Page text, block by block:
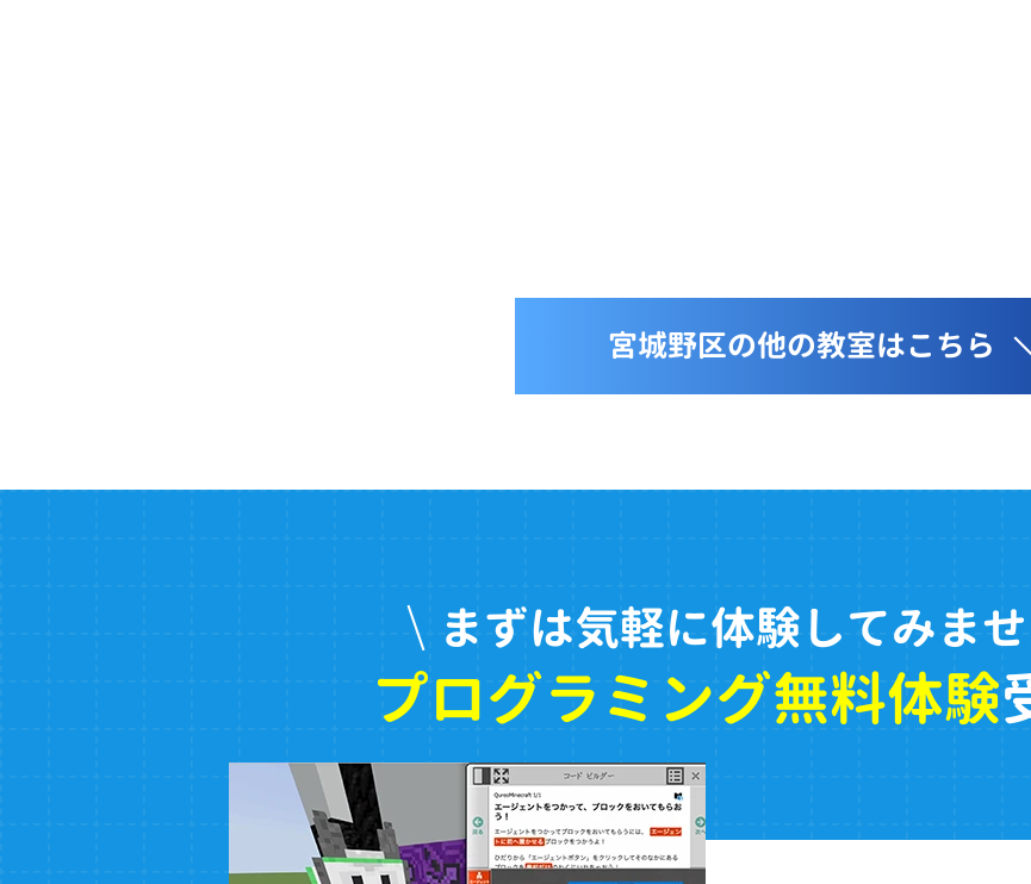
宮城野区の他の教室はこちら
まずは気軽に体験してみま
プログラミング無料体験